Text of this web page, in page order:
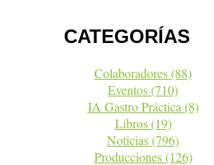
CATEGORÍAS
Colaboradores(88)
Eventos(710)
IA Gastro Práctica(8)
Libros(19)
Noticias(796)
Producciones(126)